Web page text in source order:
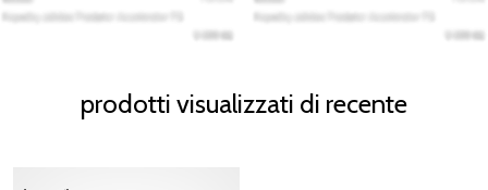
prodotti visualizzati di recente